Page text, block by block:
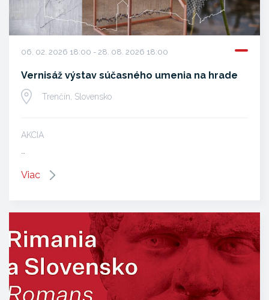
06. 02. 2026 18:00 - 28. 08. 2026 18:00
Vernisáž výstav súčasného umenia na hrade
Trenčín, Slovensko
AKCIA
…
Viac